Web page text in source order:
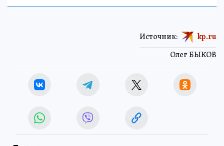
Олег БЫКОВ
Источник: kp.ru